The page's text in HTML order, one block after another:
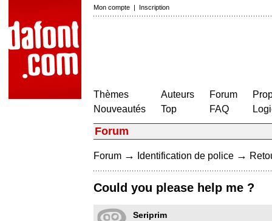
Mon compte | Inscription
Thèmes
Nouveautés
Auteurs
Top
Forum
FAQ
Forum
Forum → Identification de police →
Could you please help me ?
Seriprim